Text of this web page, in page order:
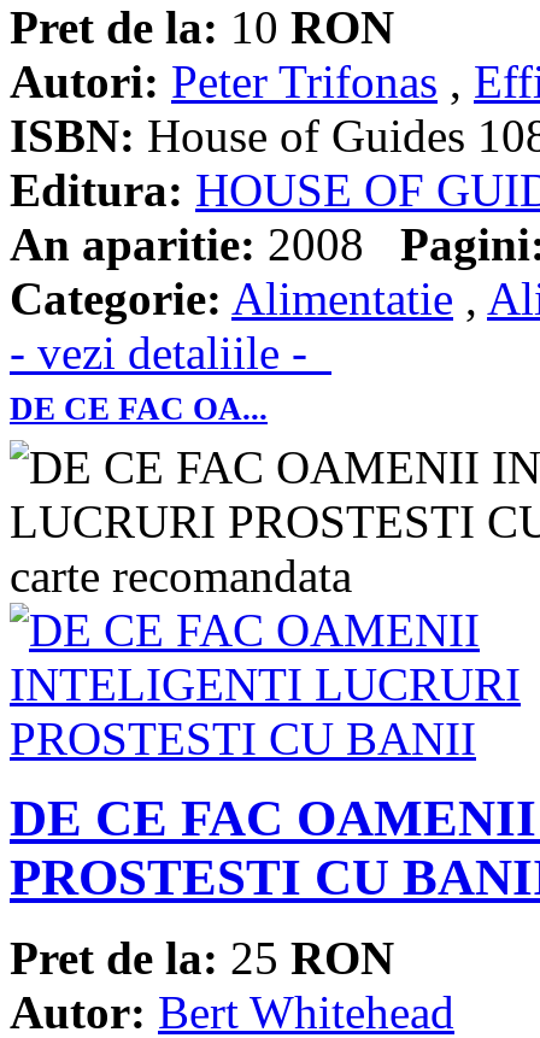
Pret de la: 10 RON
Autori: Peter Trifonas ,
ISBN: House of Guides
Editura: HOUSE OF
An aparitie: 2008
Categorie: Alimentatie ,
- vezi detaliile -
DE CE FAC OA...
DE CE FAC
PROSTESTI CU
Pret de la: 25 RON
Autor: Bert Whitehead